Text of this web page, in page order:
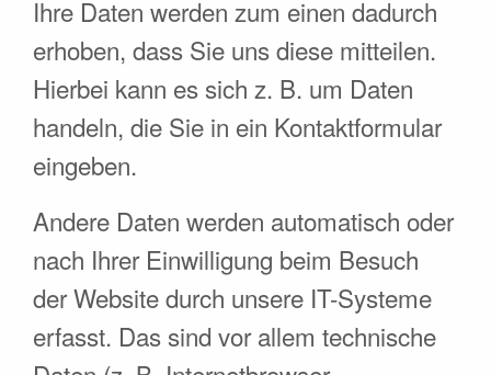
Ihre Daten werden zum einen dadurch
erhoben, dass Sie uns diese mitteilen.
Hierbei kann es sich z. B. um Daten
handeln, die Sie in ein Kontaktformular
eingeben.
Andere Daten werden automatisch oder
nach Ihrer Einwilligung beim Besuch
der Website durch unsere IT-Systeme
erfasst. Das sind vor allem technische